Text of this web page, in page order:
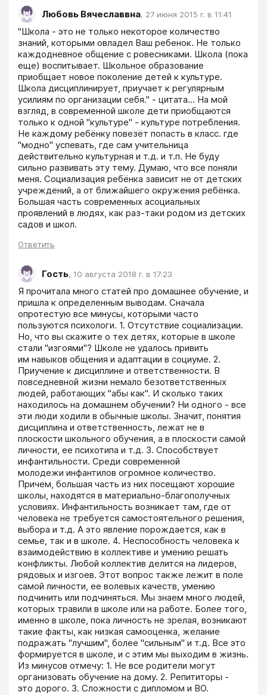
Любовь Вячеславвна, 27 июня 2015 г. в 11:41
"Школа - это не только некоторое количество
знаний, которыми овладел Ваш ребенок. Не только
каждодневное общение с ровесниками. Школа (пока
еще) воспитывает. Школьное образование
приобщает новое поколение детей к культуре.
Школа дисциплинирует, приучает к регулярным
усилиям по организации себя." - цитата... На мой
взгляд, в современной школе дети приобщаются
только к одной "культуре" - культуре потребления.
Не каждому ребёнку повезёт попасть в класс. где
"модно" успевать, где сам учительница
действительно культурная и т.д. и т.п. Не буду
сильно развивать эту тему. Думаю, что все поняли
меня. Социализация ребёнка зависит не от детских
учреждений, а от ближайшего окружения ребёнка.
Большая часть современных асоциальных
проявлений в людях, как раз-таки родом из детских
садов и школ.
Ответить
Гость, 10 августа 2018 г. в 17:23
Я прочитала много статей про домашнее обучение, и
пришла к определенным выводам. Сначала
опротестую все минусы, которыми часто
пользуются психологи. 1. Отсутствие социализации.
Но, что вы скажите о тех детях, которые в школе
стали "изгоями"? Школе не удалось привить
им навыков общения и адаптации в социуме. 2.
Приучение к дисциплине и ответственности. В
повседневной жизни немало безответственных
людей, работающих "абы как". И сколько таких
находилось на домашнем обучении? Ни одного - все
эти люди ходили в обычные школы. Значит, понятия
дисциплина и ответственность, лежат не в
плоскости школьного обучения, а в плоскости самой
личности, ее психотипа и т.д. 3. Способствует
инфантильности. Среди современной
молодежи инфантилов огромное количество.
Причем, большая часть из них посещают хорошие
школы, находятся в материально-благополучных
условиях. Инфантильность возникает там, где от
человека не требуется самостоятельного решения,
выбора и т.д. А это явление порождается, как в
семье, так и в школе. 4. Неспособность человека к
взаимодействию в коллективе и умению решать
конфликты. Любой коллектив делится на лидеров,
рядовых и изгоев. Этот вопрос также лежит в поле
самой личности, ее волевых качеств, умению
подчинить или подчиняться. Мы знаем много людей,
которых травили в школе или на работе. Более того,
именно в школе, пока личность не зрелая, возникают
такие факты, как низкая самооценка, желание
подражать "лучшим", более "сильным" и т.д. Все это
формируется в школе, и с этим мы выходим в жизнь.
Из минусов отмечу: 1. Не все родители могут
организовать обучение на дому. 2. Репититоры -
это дорого. 3. Сложности с дипломом и ВО.